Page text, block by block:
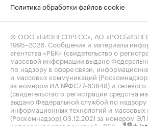
Политика обработки файлов cookie
© ООО «БИЗНЕСПРЕСС», АО
1995–2026 . Сообщения и материалы
агентства «РБК» (свидетельство о
массовой информации выдано
по надзору в сфере связи,
и массовых коммуникаций
за номером ИА №ФС77-63848) и сетевого
(свидетельство о регистрации средства
выдано Федеральной службой по надзору
информационных технологий и
(Роскомнадзор) 03.12.2021 за номером